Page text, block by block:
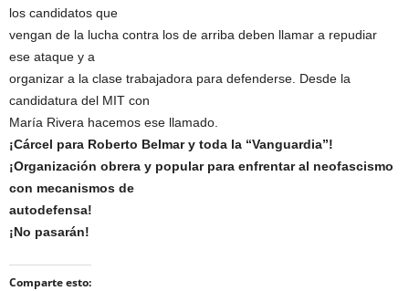
los candidatos que
vengan de la lucha contra los de arriba deben llamar a repudiar
ese ataque y a
organizar a la clase trabajadora para defenderse. Desde la
candidatura del MIT con
María Rivera hacemos ese llamado.
¡Cárcel para Roberto Belmar y toda la “Vanguardia”!
¡Organización obrera y popular para enfrentar al neofascismo
con mecanismos de
autodefensa!
¡No pasarán!
Comparte esto: